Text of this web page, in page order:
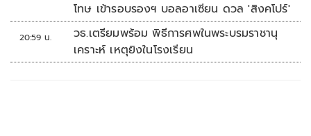
โทษ เข้ารอบรองฯ บอลอาเซียน ดวล 'สิงคโปร์'
20:59 น.
วธ.เตรียมพร้อม พิธีการศพในพระบรมราชานุ
เคราะห์ เหตุยิงในโรงเรียน